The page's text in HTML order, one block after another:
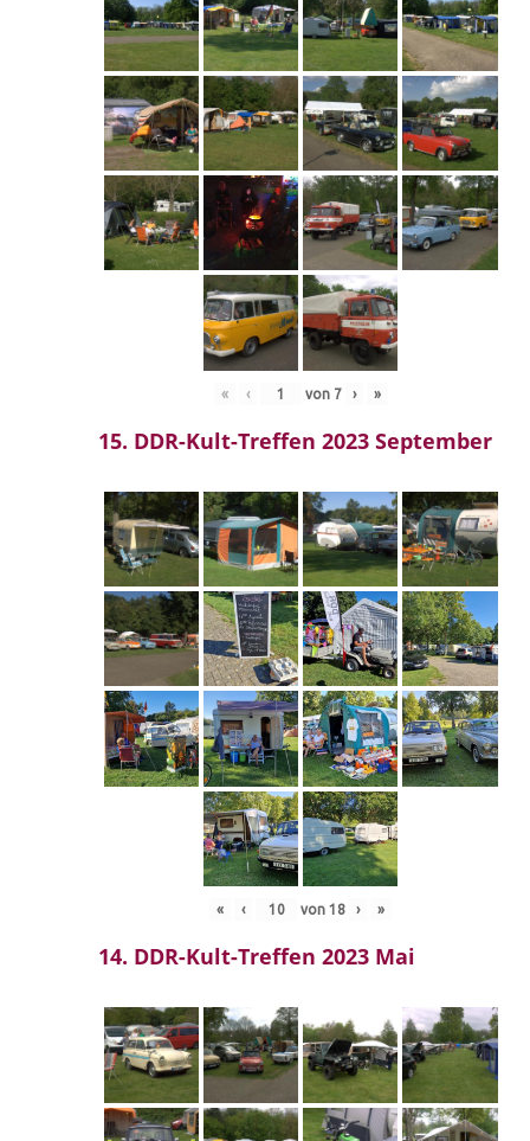
« ‹ von 7 › »
15. DDR-Kult-Treffen 2023 September
« ‹ von 18 › »
14. DDR-Kult-Treffen 2023 Mai